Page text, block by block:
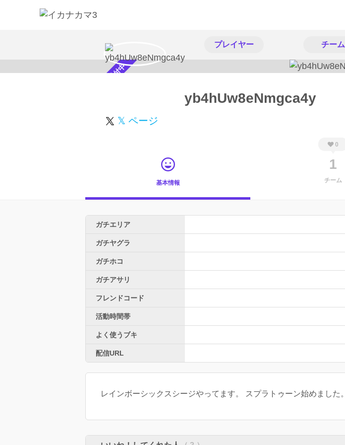
プレイヤー チーム
スカウト受付中 yb4hUw8eNmgca4y
𝕏 ページ
基本情報
0
1
チーム
ガチエリア
ガチヤグラ
ガチホコ
ガチアサリ
フレンドコード
活動時間帯
よく使うブキ
配信URL
レインボーシックスシージやってます。 スプラトゥーン始めました。